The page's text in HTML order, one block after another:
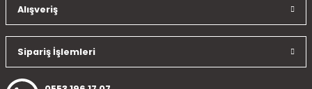
Ürün fiyatı diğer sitelerden daha pahalı.
Bu ürüne benzer farklı alternatifler olmalı.
Alışveriş
Sipariş İşlemleri